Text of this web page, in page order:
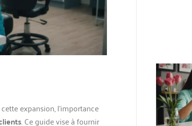
expansion, l’importance
. Ce guide vise à fournir